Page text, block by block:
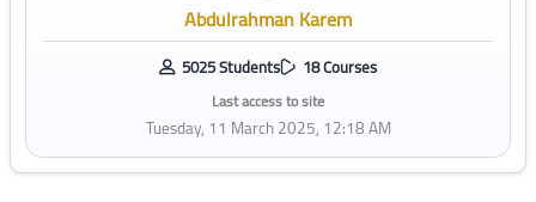
Abdulrahman Karem
5025 Students 18 Courses
Last access to site
Tuesday, 11 March 2025, 12:18 AM